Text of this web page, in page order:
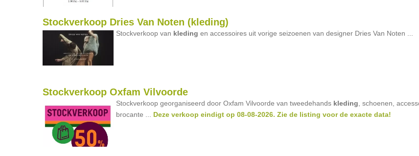
Stockverkoop Dries Van Noten (kleding)
Stockverkoop van kleding en accessoires uit vorige seizoenen van designer Dries Van Noten ...
Stockverkoop Oxfam Vilvoorde
Stockverkoop georganiseerd door Oxfam Vilvoorde van tweedehands kleding , schoenen,
brocante ... Deze verkoop eindigt op 08-08-2026. Zie de listing voor de exacte data!